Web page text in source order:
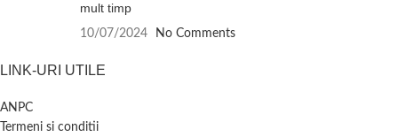
mult timp
10/07/2024 No Comments
LINK-URI UTILE
ANPC
Termeni si conditii